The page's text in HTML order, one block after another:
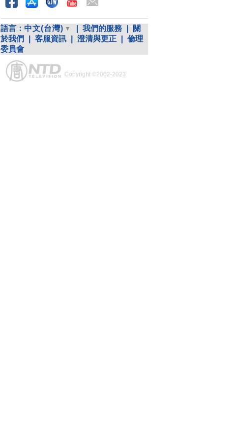
語言： 中文(台灣) 我們的服務
關
於我們
客服資訊 澄清與更正
倫理
委員會
Copyright ©2002-2023